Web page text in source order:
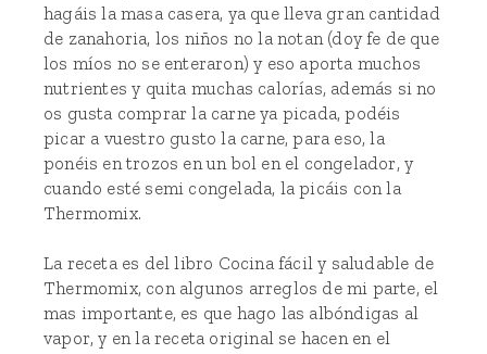
hagáis la masa casera, ya que lleva gran cantidad
de zanahoria, los niños no la notan (doy fe de que
los míos no se enteraron) y eso aporta muchos
nutrientes y quita muchas calorías, además si no
os gusta comprar la carne ya picada, podéis
picar a vuestro gusto la carne, para eso, la
ponéis en trozos en un bol en el congelador, y
cuando esté semi congelada, la picáis con la
Thermomix.
La receta es del libro Cocina fácil y saludable de
Thermomix, con algunos arreglos de mi parte, el
mas importante, es que hago las albóndigas al
vapor, y en la receta original se hacen en el